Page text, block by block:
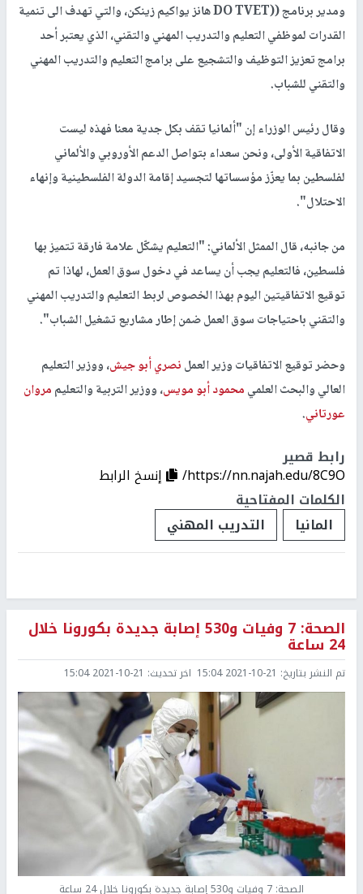
ومدير برنامج ((DO TVET هانز يواكيم زينكن، والتي تهدف الى تنمية
القدرات لموظفي التعليم والتدريب المهني والتقني، الذي يعتبر أحد
برامج تعزيز التوظيف والتشجيع على برامج التعليم والتدريب المهني
والتقني للشباب.
وقال رئيس الوزراء إن "ألمانيا تقف بكل جدية معنا فهذه ليست
الاتفاقية الأولى، ونحن سعداء بتواصل الدعم الأوروبي والألماني
لفلسطين بما يعزّز مؤسساتها لتجسيد إقامة الدولة الفلسطينية وإنهاء
الاحتلال".
من جانبه، قال الممثل الألماني: "التعليم يشكّل علامة فارقة تتميز بها
فلسطين، فالتعليم يجب أن يساعد في دخول سوق العمل، لهاذا تم
توقيع الاتفاقيتين اليوم بهذا الخصوص لربط التعليم والتدريب المهني
والتقني باحتياجات سوق العمل ضمن إطار مشاريع تشغيل الشباب".
وحضر توقيع الاتفاقيات وزير العملنصري أبو جيش، ووزير التعليم
العالي والبحث العلميمحمود أبو مويس، ووزير التربية والتعليممروان
عورتاني.
رابط قصير
https://nn.najah.edu/8C9O/
إنسخ الرابط
الكلمات المفتاحية
المانيا
التدريب المهني
الصحة: 7 وفيات و530 إصابة جديدة بكورونا خلال
24 ساعة
تم النشر بتاريخ: 2021-10-21 15:04 اخر تحديث: 2021-10-21 15:04
الصحة: 7 وفيات و530 إصابة جديدة بكورونا خلال 24 ساعة